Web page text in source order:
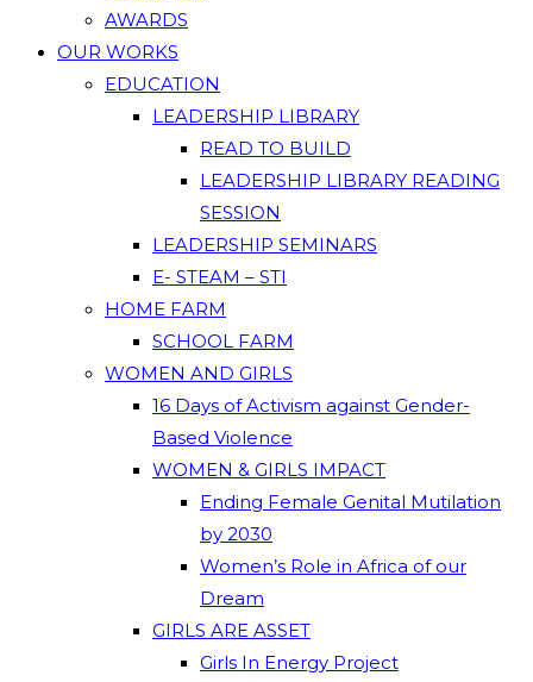
AWARDS
OUR WORKS
EDUCATION
LEADERSHIP LIBRARY
READ TO BUILD
LEADERSHIP LIBRARY READING
SESSION
LEADERSHIP SEMINARS
E- STEAM – STI
HOME FARM
SCHOOL FARM
WOMEN AND GIRLS
16 Days of Activism against Gender-
Based Violence
WOMEN & GIRLS IMPACT
Ending Female Genital Mutilation
by 2030
Women’s Role in Africa of our
Dream
GIRLS ARE ASSET
Girls In Energy Project